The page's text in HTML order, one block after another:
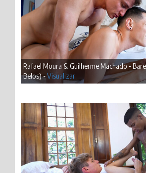
Rafael Moura & Guilherme Machado -
Belos) -Visualizar